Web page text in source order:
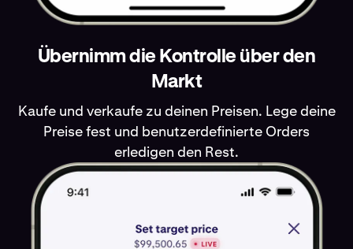
Übernimm die Kontrolle über den
Markt
Kaufe und verkaufe zu deinen Preisen. Lege deine
Preise fest und benutzerdefinierte Orders
erledigen den Rest.